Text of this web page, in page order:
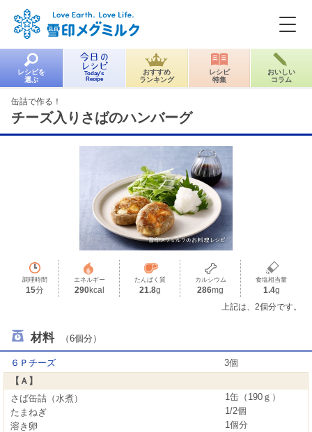
レシピを
選ぶ
Today's
Recipe
おすすめ
ランキング
レシピ
特集
おいしい
コラム
缶詰で作る！
チーズ入りさばのハンバーグ
調理時間
15分
エネルギー
290kcal
たんぱく質
21.8g
カルシウム
286mg
食塩相当量
1.4g
上記は、2個分です。
材料 （6個分）
６Ｐチーズ
3個
【Ａ】
さば缶詰（水煮）
1缶（190ｇ）
たまねぎ
1/2個
溶き卵
1個分